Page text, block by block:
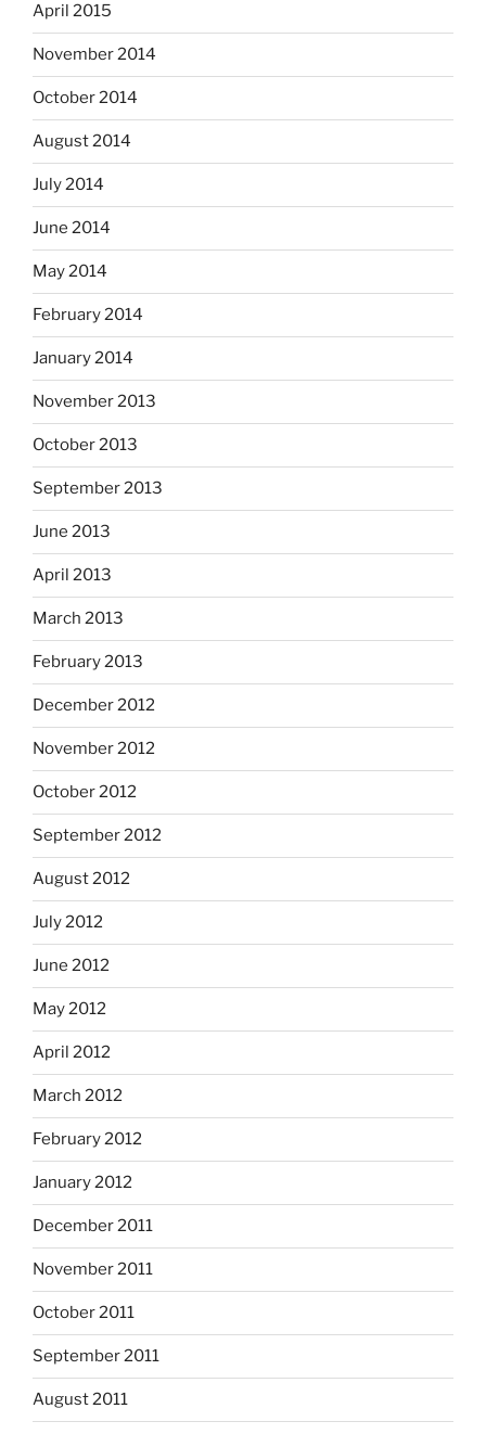
April 2015
November 2014
October 2014
August 2014
July 2014
June 2014
May 2014
February 2014
January 2014
November 2013
October 2013
September 2013
June 2013
April 2013
March 2013
February 2013
December 2012
November 2012
October 2012
September 2012
August 2012
July 2012
June 2012
May 2012
April 2012
March 2012
February 2012
January 2012
December 2011
November 2011
October 2011
September 2011
August 2011